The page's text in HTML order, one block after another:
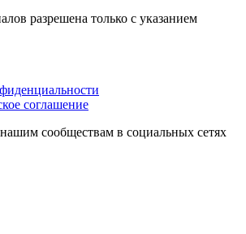
разрешена только с указанием
соглашение
сообществам в социальных сетях